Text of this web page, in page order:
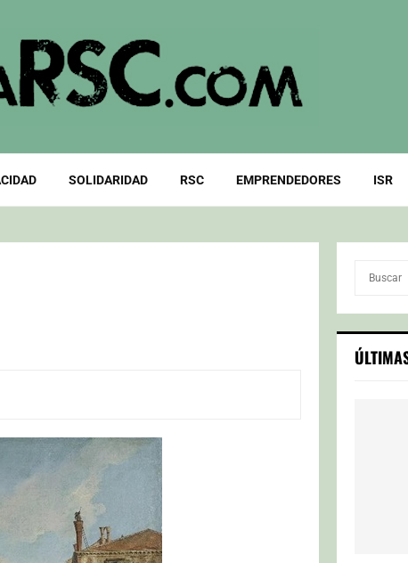
SOLIDARIDAD RSC EMPRENDEDORES ISR
c
h